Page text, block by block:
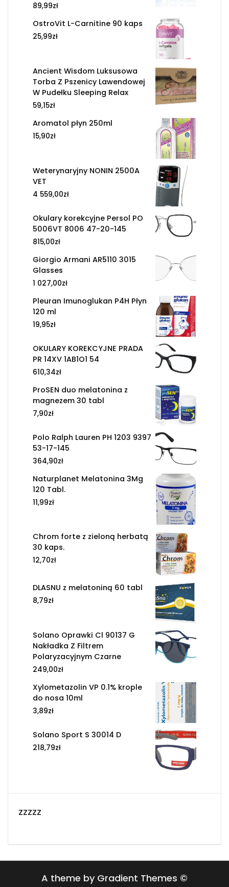
89,99zł
OstroVit L-Carnitine 90 kaps
25,99zł
Ancient Wisdom Luksusowa
Torba Z Pszenicy Lawendowej
W Pudełku Sleeping Relax
59,15zł
Aromatol płyn 250ml
15,90zł
Weterynaryjny NONIN 2500A
VET
4 559,00zł
Okulary korekcyjne Persol PO
5006VT 8006 47-20-145
815,00zł
Giorgio Armani AR5110 3015
Glasses
1 027,00zł
Pleuran Imunoglukan P4H Płyn
120 ml
19,95zł
OKULARY KOREKCYJNE PRADA
PR 14XV 1AB1O1 54
610,34zł
ProSEN duo melatonina z
magnezem 30 tabl
7,90zł
Polo Ralph Lauren PH 1203 9397
53-17-145
364,90zł
Naturplanet Melatonina 3Mg
120 Tabl.
11,99zł
Chrom forte z zieloną herbatą
30 kaps.
12,70zł
DLASNU z melatoniną 60 tabl
8,79zł
Solano Oprawki Cl 90137 G
Nakładka Z Filtrem
Polaryzacyjnym Czarne
249,00zł
Xylometazolin VP 0.1% krople
do nosa 10ml
3,89zł
Solano Sport S 30014 D
218,79zł
zzzzz
A theme by Gradient Themes ©